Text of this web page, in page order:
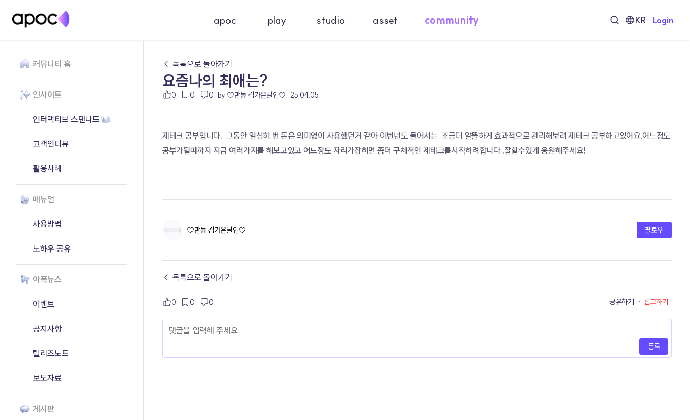
apoc play studio asset community KR Login
커뮤니티 홈
인사이트
인터랙티브 스탠다드
고객인터뷰
활용사례
매뉴얼
사용방법
노하우 공유
아폭뉴스
이벤트
공지사항
릴리즈노트
보도자료
게시판
← 목록으로 돌아가기
요즘나의 최애는?
0 0 0 by ♡만능 김가은달인♡ 25.04.05
제테크 공부입니다.  그동안 열심히 번 돈은 의미없이 사용했던거 같아 이번년도 들어서는  조금더 알뜰하게 효과적으로 관리해보려 제테크 공부하고있어요.어느정도
공부가될때까지 지금 여러가지를 해보고있고 어느정도 자리가잡히면 좀더 구체적인 제테크를시작하려합니다 .잘할수있게 응원해주세요!
♡만능 김가은달인♡ 팔로우
← 목록으로 돌아가기
0 0 0 공유하기 · 신고하기
등록